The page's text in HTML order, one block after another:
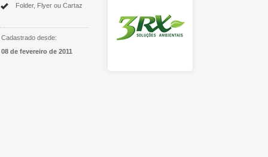
Folder, Flyer ou Cartaz
Cadastrado desde:
08 de fevereiro de 2011